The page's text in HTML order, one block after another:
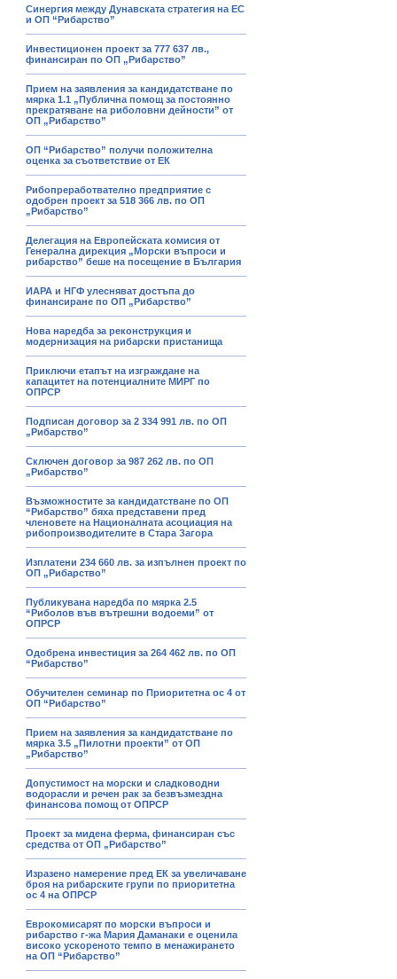
Синергия между Дунавската стратегия на ЕС
и ОП “Рибарство”
Инвестиционен проект за 777 637 лв.,
финансиран по ОП „Рибарство”
Прием на заявления за кандидатстване по
мярка 1.1 „Публична помощ за постоянно
прекратяване на риболовни дейности” от
ОП „Рибарство”
ОП “Рибарство” получи положителна
оценка за съответствие от ЕК
Рибопреработвателно предприятие с
одобрен проект за 518 366 лв. по ОП
„Рибарство”
Делегация на Европейската комисия от
Генерална дирекция „Морски въпроси и
рибарство” беше на посещение в България
ИАРА и НГФ улесняват достъпа до
финансиране по ОП „Рибарство”
Нова наредба за реконструкция и
модернизация на рибарски пристанища
Приключи етапът на изграждане на
капацитет на потенциалните МИРГ по
ОПРСР
Подписан договор за 2 334 991 лв. по ОП
„Рибарство”
Сключен договор за 987 262 лв. по ОП
„Рибарство”
Възможностите за кандидатстване по ОП
“Рибарство” бяха представени пред
членовете на Националната асоциация на
рибопроизводителите в Стара Загора
Изплатени 234 660 лв. за изпълнен проект по
ОП „Рибарство”
Публикувана наредба по мярка 2.5
“Риболов във вътрешни водоеми” от
ОПРСР
Одобрена инвестиция за 264 462 лв. по ОП
“Рибарство”
Обучителен семинар по Приоритетна ос 4 от
ОП “Рибарство”
Прием на заявления за кандидатстване по
мярка 3.5 „Пилотни проекти” от ОП
„Рибарство”
Допустимост на морски и сладководни
водорасли и речен рак за безвъзмездна
финансова помощ от ОПРСР
Проект за мидена ферма, финансиран със
средства от ОП „Рибарство”
Изразено намерение пред ЕК за увеличаване
броя на рибарските групи по приоритетна
ос 4 на ОПРСР
Еврокомисарят по морски въпроси и
рибарство г-жа Мария Даманаки е оценила
високо ускореното темпо в менажирането
на ОП “Рибарство”